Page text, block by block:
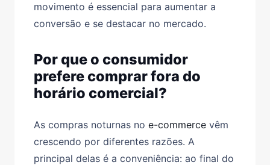
movimento é essencial para aumentar a
conversão e se destacar no mercado.
Por que o consumidor
prefere comprar fora do
horário comercial?
As compras noturnas no e-commerce vêm
crescendo por diferentes razões. A
principal delas é a conveniência: ao final do